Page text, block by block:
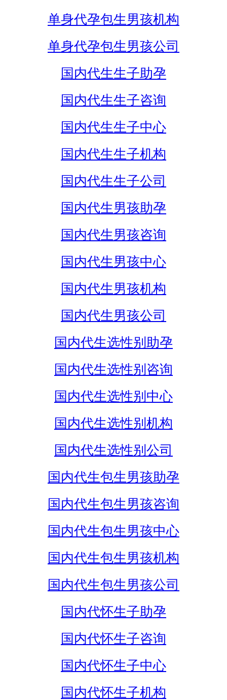
单身代孕包生男孩机构
单身代孕包生男孩公司
国内代生生子助孕
国内代生生子咨询
国内代生生子中心
国内代生生子机构
国内代生生子公司
国内代生男孩助孕
国内代生男孩咨询
国内代生男孩中心
国内代生男孩机构
国内代生男孩公司
国内代生选性别助孕
国内代生选性别咨询
国内代生选性别中心
国内代生选性别机构
国内代生选性别公司
国内代生包生男孩助孕
国内代生包生男孩咨询
国内代生包生男孩中心
国内代生包生男孩机构
国内代生包生男孩公司
国内代怀生子助孕
国内代怀生子咨询
国内代怀生子中心
国内代怀生子机构